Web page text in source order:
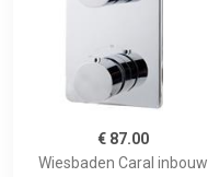
€ 87.00
Wiesbaden Caral inbouw